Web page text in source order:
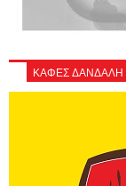
ΚΑΦΕΣ ΔΑΝΔΑΛΗ